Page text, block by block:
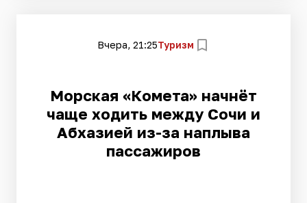
Вчера, 21:25Туризм
Морская «Комета» начнёт
чаще ходить между Сочи и
Абхазией из-за наплыва
пассажиров